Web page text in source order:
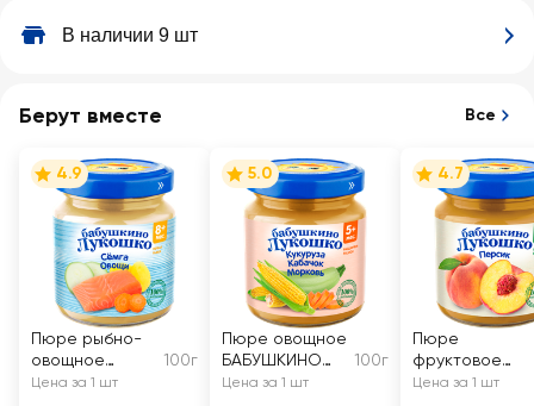
В наличии 9 шт
Берут вместе Все
4.9
Пюре рыбно-
овощное
БАБУШКИНО
100г
Цена за 1 шт
5.0
Пюре овощное
БАБУШКИНО
ЛУКОШКО
100г
Цена за 1 шт
4.7
Пюре
фруктовое
БАБУШКИНО
Цена за 1 шт